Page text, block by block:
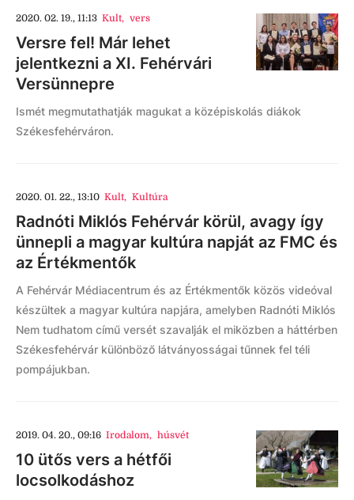
2020. 02. 19., 11:13 Kult, vers
Versre fel! Már lehet
jelentkezni a XI. Fehérvári
Versünnepre
Ismét megmutathatják magukat a középiskolás diákok
Székesfehérváron.
2020. 01. 22., 13:10 Kult, Kultúra
Radnóti Miklós Fehérvár körül, avagy így
ünnepli a magyar kultúra napját az FMC és
az Értékmentők
A Fehérvár Médiacentrum és az Értékmentők közös videóval
készültek a magyar kultúra napjára, amelyben Radnóti Miklós
Nem tudhatom című versét szavalják el miközben a háttérben
Székesfehérvár különböző látványosságai tűnnek fel téli
pompájukban.
2019. 04. 20., 09:16 Irodalom, húsvét
10 ütős vers a hétfői
locsolkodáshoz